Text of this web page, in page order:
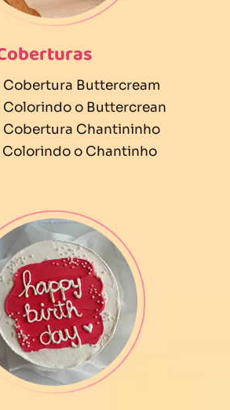
Cobertura Buttercream
Colorindo o Buttercrean
Cobertura Chantininho
Colorindo o Chantinho